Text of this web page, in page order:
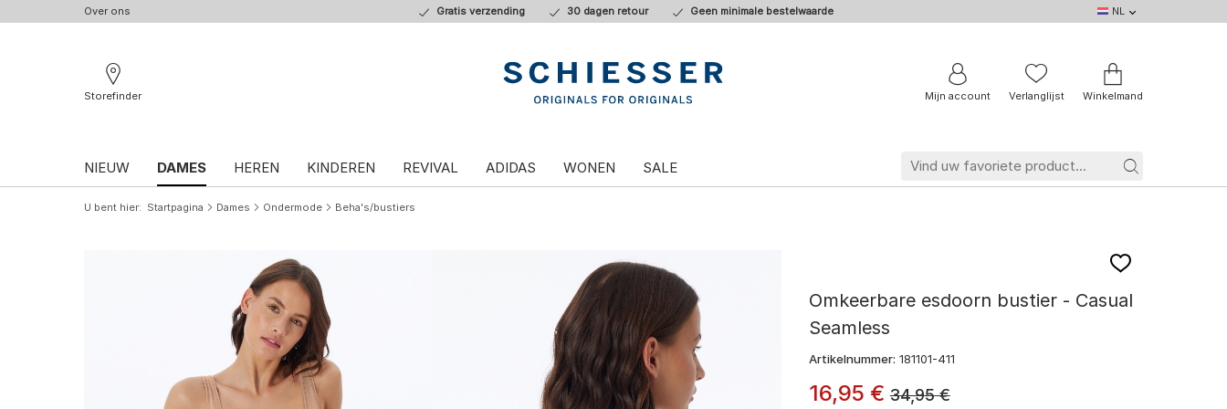
Over ons Gratis verzending 30 dagen retour Geen minimale bestelwaarde
NL
DE
NL
BE
FR
Storefinder
Mijn account Verlanglijst Winkelmand
NIEUW DAMES HEREN KINDEREN REVIVAL ADIDAS WONEN SALE
U bent hier Startpagina Dames Ondermode Beha's/bustiers
Omkeerbare esdoorn bustier - Casual
Seamless
Artikelnummer: 181101-411
16,95 €34,95 €